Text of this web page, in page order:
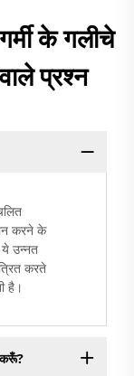
के गलीचे
प्रश्न
करने के
उन्नत
करते
है।
करूँ?